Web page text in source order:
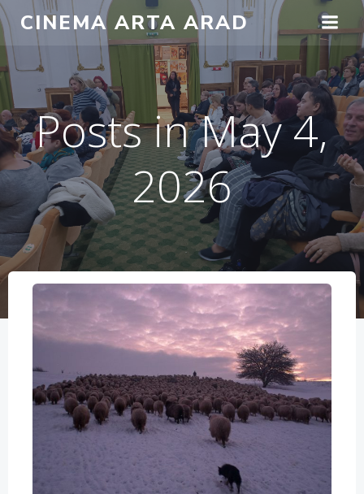
Skip
to
content
CINEMA ARTA ARAD
Posts in May 4,
2026